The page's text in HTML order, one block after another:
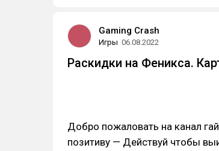
Gaming Crash
Игры 06.08.2022
Раскидки на Феникса.
Добро пожаловать на канал
позитиву — Действуй чтобы